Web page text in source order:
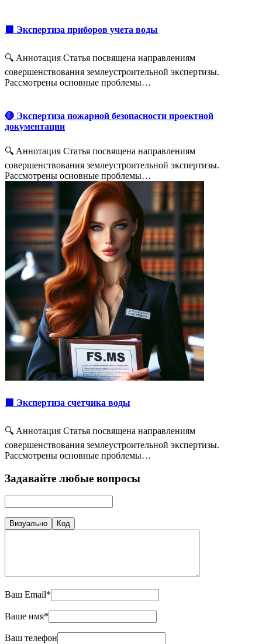
🟩 Экспертиза приборов учета воды
🔍 Аннотация Статья посвящена направлениям
совершенствования землеустроительной экспертизы.
Рассмотрены основные проблемы…
🔴 Экспертиза пожарной безопасности проектной
документации
🔍 Аннотация Статья посвящена направлениям
совершенствования землеустроительной экспертизы.
Рассмотрены основные проблемы…
🟩 Экспертиза счетчика воды
🔍 Аннотация Статья посвящена направлениям
совершенствования землеустроительной экспертизы.
Рассмотрены основные проблемы…
Задавайте любые вопросы
Визуально Код
Ваш Email*
Ваше имя*
Ваш телефон